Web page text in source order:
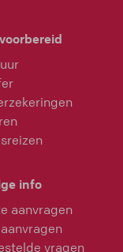
info
aanvragen
vragen